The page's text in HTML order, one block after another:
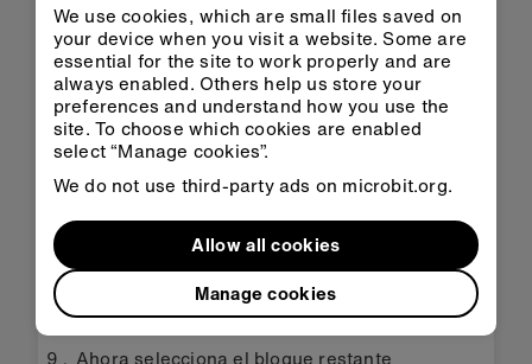
Busca y selecciona el bloquereproducir risita
hasta terminar.
Coloca el bloquereproducir risita hasta
terminardentro del bloque botón A pulsado
debajo del bloquemostrar icono feliz
Cambia el sonidorisitapor felizen el bloque
reproducir risita hasta terminar.
Busca y selecciona el bloquemostrar icono
Colócalo dentro del bloquebotón B pulsado.
Ahora selecciona el bloque restante
We use cookies, which are small files saved on
your device when you visit a website. Some are
essential for the site to work properly and are
always enabled. Others help us store your
preferences and understand how you use the
site. To choose which cookies are enabled
select “Manage cookies”.
We do not use third-party ads on microbit.org.
Manage cookies
Allow all cookies